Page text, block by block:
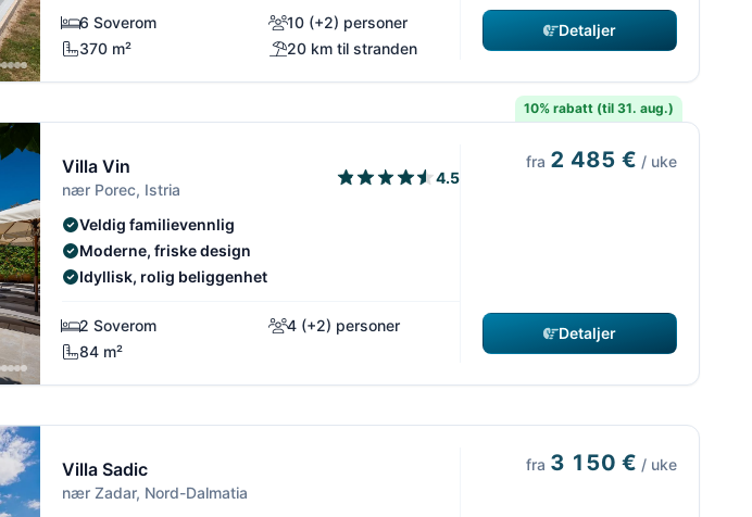
6 Soverom
10 (+2) personer
370 m²
20 km til stranden
Detaljer
10% rabatt (til 31. aug.)
Villa Vin
nær Porec, Istria
4.5
Veldig familievennlig
Moderne, friske design
Idyllisk, rolig beliggenhet
2 Soverom
4 (+2) personer
84 m²
fra 2 485 € / uke
Detaljer
Villa Sadic
nær Zadar, Nord-Dalmatia
fra 3 150 € / uke